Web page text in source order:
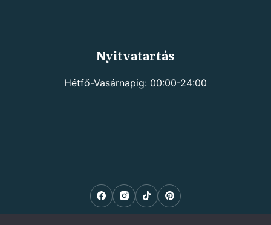
Nyitvatartás
Hétfő-Vasárnapig: 00:00-24:00